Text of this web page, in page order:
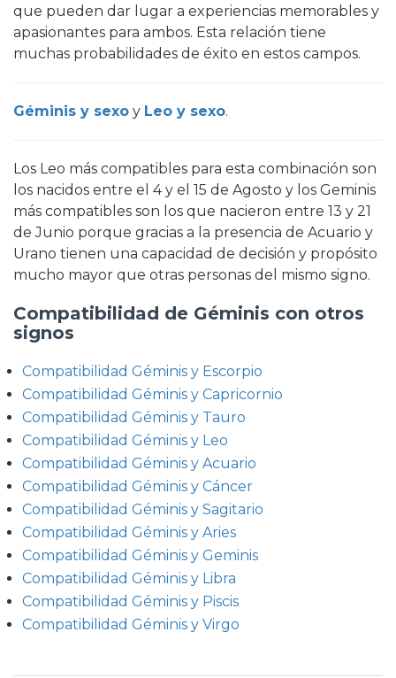
que pueden dar lugar a experiencias memorables y
apasionantes para ambos. Esta relación tiene
muchas probabilidades de éxito en estos campos.
Géminis y sexo y Leo y sexo.
Los Leo más compatibles para esta combinación son
los nacidos entre el 4 y el 15 de Agosto y los Geminis
más compatibles son los que nacieron entre 13 y 21
de Junio porque gracias a la presencia de Acuario y
Urano tienen una capacidad de decisión y propósito
mucho mayor que otras personas del mismo signo.
Compatibilidad de Géminis con otros
signos
Compatibilidad Géminis y Escorpio
Compatibilidad Géminis y Capricornio
Compatibilidad Géminis y Tauro
Compatibilidad Géminis y Leo
Compatibilidad Géminis y Acuario
Compatibilidad Géminis y Cáncer
Compatibilidad Géminis y Sagitario
Compatibilidad Géminis y Aries
Compatibilidad Géminis y Geminis
Compatibilidad Géminis y Libra
Compatibilidad Géminis y Piscis
Compatibilidad Géminis y Virgo